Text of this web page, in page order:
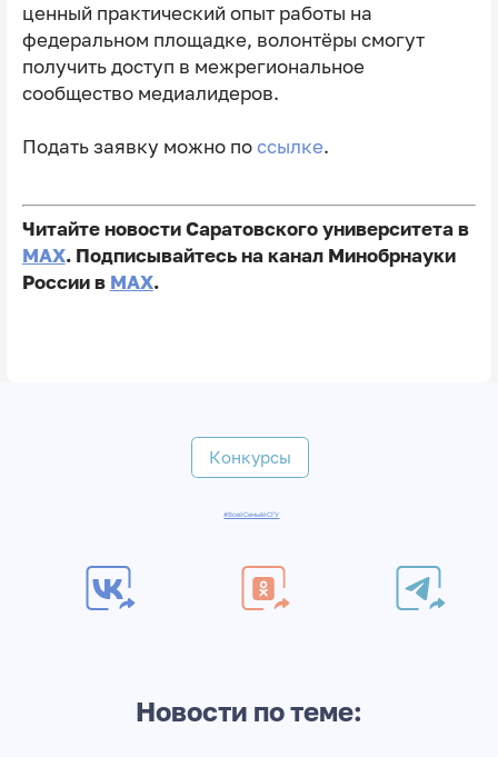
ценный практический опыт работы на
федеральном площадке, волонтёры смогут
получить доступ в межрегиональное
сообщество медиалидеров.
Подать заявку можно по ссылке.
Читайте новости Саратовского университета в
MAX. Подписывайтесь на канал Минобрнауки
России в MAX.
Конкурсы
#ВсейСемьёйСГУ
Новости по теме: